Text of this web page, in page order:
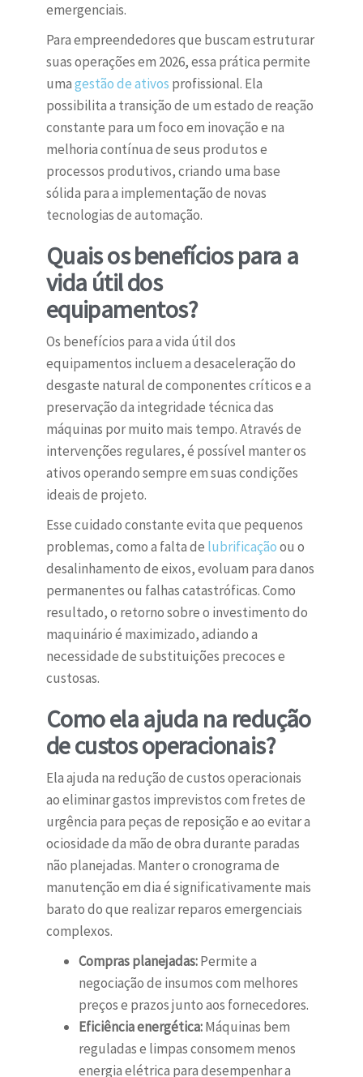
emergenciais.
Para empreendedores que buscam estruturar
suas operações em 2026, essa prática permite
umagestão de ativos profissional. Ela
possibilita a transição de um estado de reação
constante para um foco em inovação e na
melhoria contínua de seus produtos e
processos produtivos, criando uma base
sólida para a implementação de novas
tecnologias de automação.
Quais os benefícios para a
vida útil dos
equipamentos?
Os benefícios para a vida útil dos
equipamentos incluem a desaceleração do
desgaste natural de componentes críticos e a
preservação da integridade técnica das
máquinas por muito mais tempo. Através de
intervenções regulares, é possível manter os
ativos operando sempre em suas condições
ideais de projeto.
Esse cuidado constante evita que pequenos
problemas, como a falta de lubrificaçãoou o
desalinhamento de eixos, evoluam para danos
permanentes ou falhas catastróficas. Como
resultado, o retorno sobre o investimento do
maquinário é maximizado, adiando a
necessidade de substituições precoces e
custosas.
Como ela ajuda na redução
de custos operacionais?
Ela ajuda na redução de custos operacionais
ao eliminar gastos imprevistos com fretes de
urgência para peças de reposição e ao evitar a
ociosidade da mão de obra durante paradas
não planejadas. Manter o cronograma de
manutenção em dia é significativamente mais
barato do que realizar reparos emergenciais
complexos.
Compras planejadas:Permite a
negociação de insumos com melhores
preços e prazos junto aos fornecedores.
Eficiência energética:Máquinas bem
reguladas e limpas consomem menos
energia elétrica para desempenhar a